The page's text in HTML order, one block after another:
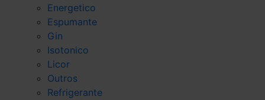
Energetico
Espumante
Gin
Isotonico
Licor
Outros
Refrigerante